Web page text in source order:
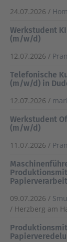
24.07.2026 /
Werkstudent
(m/w/d)
12.07.2026 /
Telefonische
(m/w/d) in
12.07.2026 /
Werkstudent
(m/w/d)
11.07.2026 /
09.07.2026 /
/ Herzberg am